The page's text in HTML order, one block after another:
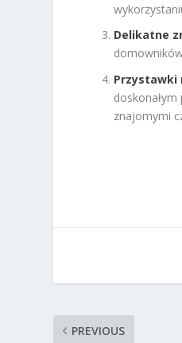
Delikatne
Przystawki
znajomymi
PREVIOUS